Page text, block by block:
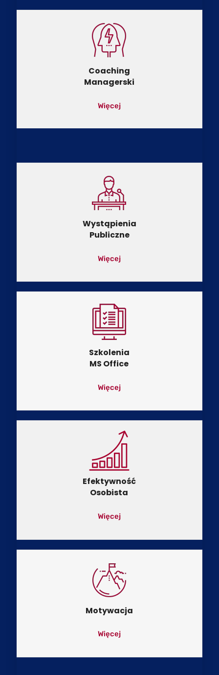
Coaching
Managerski
Więcej
Wystąpienia
Publiczne
Więcej
Szkolenia
MS Office
Więcej
Efektywność
Osobista
Więcej
Motywacja
Więcej